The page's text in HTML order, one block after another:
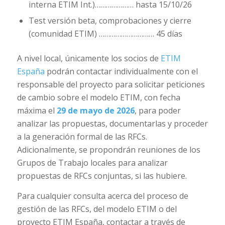
interna ETIM Int.)………………… hasta 15/10/26
Test versión beta, comprobaciones y cierre
(comunidad ETIM) ………………………… 45 días
A nivel local, únicamente los socios de ETIM
España podrán contactar individualmente con el
responsable del proyecto para solicitar peticiones
de cambio sobre el modelo ETIM, con fecha
máxima el 29 de mayo de 2026, para poder
analizar las propuestas, documentarlas y proceder
a la generación formal de las RFCs.
Adicionalmente, se propondrán reuniones de los
Grupos de Trabajo locales para analizar
propuestas de RFCs conjuntas, si las hubiere.
Para cualquier consulta acerca del proceso de
gestión de las RFCs, del modelo ETIM o del
proyecto ETIM España, contactar a través de